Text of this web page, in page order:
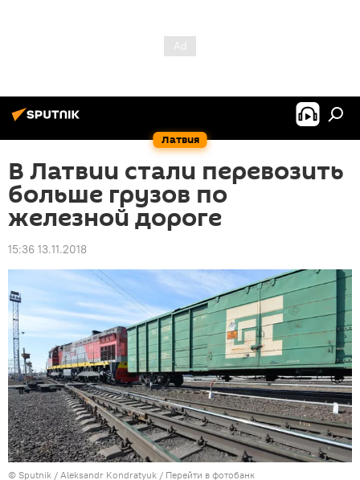
Латвия
В Латвии стали перевозить
больше грузов по
железной дороге
15:36 13.11.2018
© Sputnik / Aleksandr Kondratyuk / Перейти в фотобанк